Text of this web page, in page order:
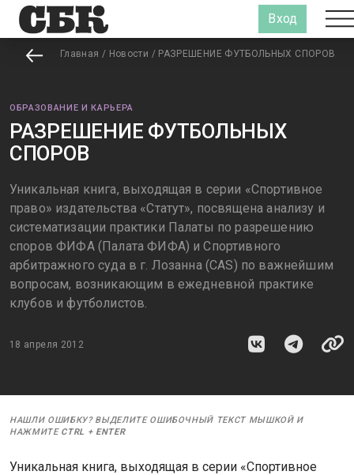
Вход
Главная / Новости / РАЗРЕШЕНИЕ ФУТБОЛЬНЫХ СПОРОВ
ОБРАЗОВАНИЕ И КАРЬЕРА
РАЗРЕШЕНИЕ ФУТБОЛЬНЫХ
СПОРОВ
Уникальная книга, выходящая в серии «Спортивное
право» издательства «Статут», посвящена анализу и
систематизации практики Палаты по разрешению
споров ФИФА (Палата ФИФА) и Спортивного
арбитражного суда в г. Лозанна (CAS) по важнейшим
вопросам, возникающим в ежедневной практике
клубов и футболистов.
18 апреля 2012
НАШЛИ ОШИБКУ? ВЫДЕЛИТЕ ОШИБОЧНЫЙ ТЕКСТ МЫШКОЙ И
НАЖМИТЕ CTRL + ENTER
Уникальная книга, выходящая в серии «Спортивное